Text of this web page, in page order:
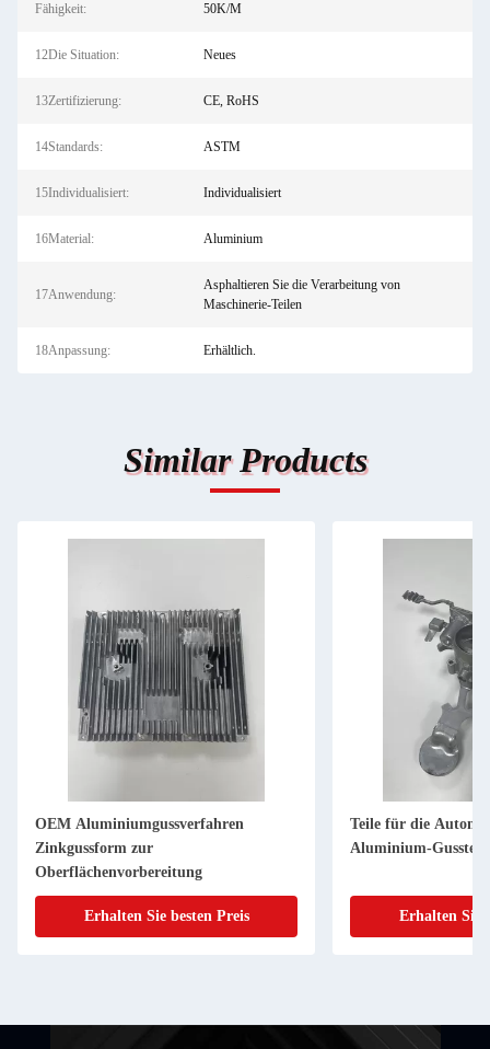
Fähigkeit:
50K/M
12Die Situation: Neues
13Zertifizierung: CE, RoHS
14Standards: ASTM
15Individualisiert: Individualisiert
16Material: Aluminium
17Anwendung:
Asphaltieren Sie die Verarbeitung von
Maschinerie-Teilen
18Anpassung: Erhältlich.
Similar Products
OEM Aluminiumgussverfahren
Zinkgussform zur
Oberflächenvorbereitung
Erhalten Sie besten Preis
Teile für die
Aluminium-Gussteile
Erhalten Sie